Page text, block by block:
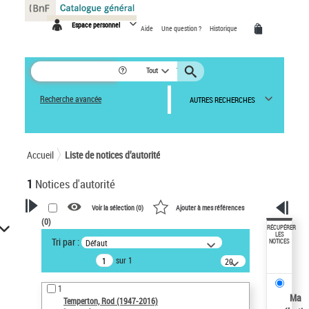
Espace personnel Aide Une question ? Historique
Tout
Recherche avancée AUTRES RECHERCHES
Accueil Liste de notices d’autorité
1 Notices d'autorité
VOTRE RECHERCHE
Recherche avancée dans les
notices d’autorité
Œuvres liées à l'auteur :
Temperton, Rod (1947-2016)
Voir la sélection (0) Ajouter à mes références
(0)
Tri par : Défaut
sur 1
20
résultats/page
1
Temperton, Rod (1947-2016)
RÉCUPÉRER
LES
NOTICES
Ma
Panneau de gestion des cookies